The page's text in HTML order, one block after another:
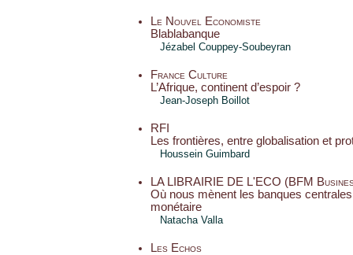
Le Nouvel Economiste
Blablabanque
Jézabel Couppey-Soubeyran
France Culture
L’Afrique, continent d’espoir ?
Jean-Joseph Boillot
RFI
Les frontières, entre globalisation et
Houssein Guimbard
LA LIBRAIRIE DE L'ECO (BFM
Où nous mènent les banques
monétaire
Natacha Valla
Les Echos